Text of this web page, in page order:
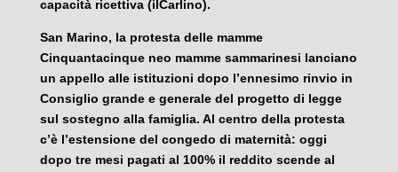
capacità ricettiva (ilCarlino).
San Marino, la protesta delle mamme
Cinquantacinque neo mamme sammarinesi lanciano
un appello alle istituzioni dopo l’ennesimo rinvio in
Consiglio grande e generale del progetto di legge
sul sostegno alla famiglia. Al centro della protesta
c’è l’estensione del congedo di maternità: oggi
dopo tre mesi pagati al 100% il reddito scende al